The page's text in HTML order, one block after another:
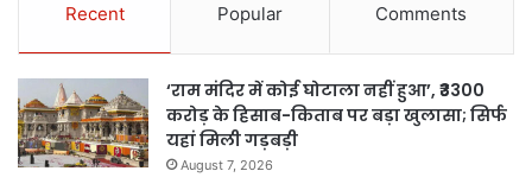
Recent Popular Comments
‘राम मंदिर में कोई घोटाला नहीं हुआ’, ₹3300
करोड़ के हिसाब-किताब पर बड़ा खुलासा; सिर्फ
यहां मिली गड़बड़ी
August 7, 2026